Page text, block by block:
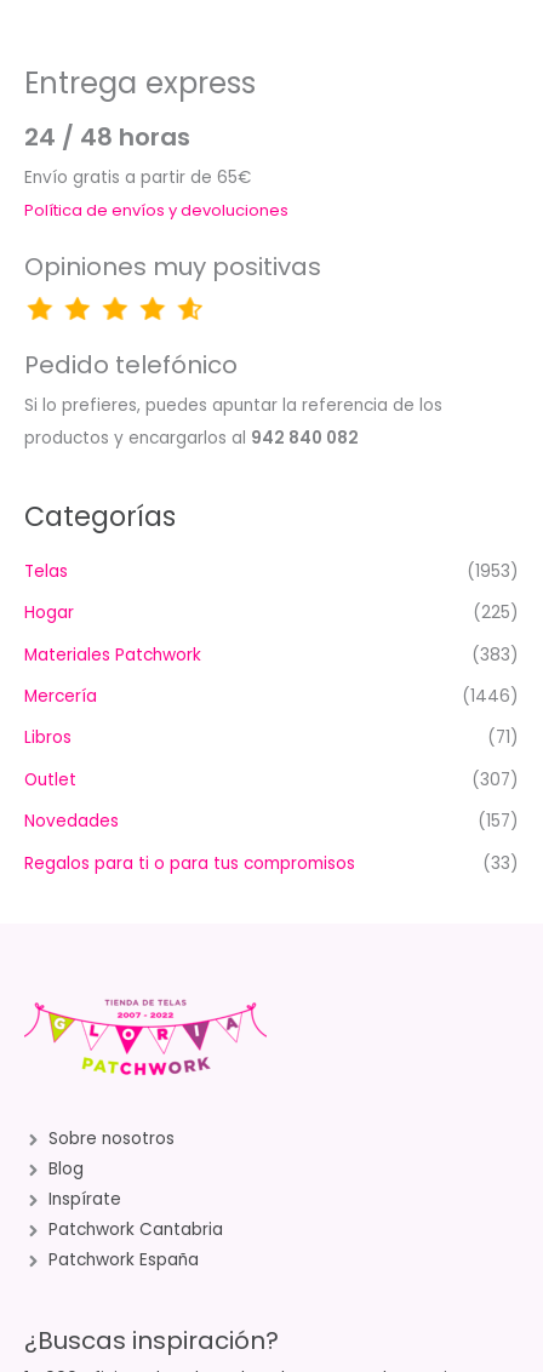
Entrega express
24 / 48 horas
Envío gratis a partir de 65€
Política de envíos y devoluciones
Opiniones muy positivas
Pedido telefónico
Si lo prefieres, puedes apuntar la referencia de los
productos y encargarlos al 942 840 082
Categorías
Telas
(1953)
Hogar
(225)
Materiales Patchwork
(383)
Mercería
(1446)
Libros
(71)
Outlet
(307)
Novedades
(157)
Regalos para ti o para tus compromisos
(33)
Sobre nosotros
Blog
Inspírate
Patchwork Cantabria
Patchwork España
¿Buscas inspiración?